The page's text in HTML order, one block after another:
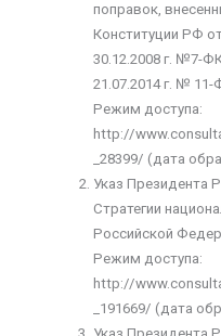
поправок,
Конституции РФ
30.12.2008 г. №7-
21.07.2014 г. №
Режим доступа:
http://
_28399/ (дата
Указ Президента
Стратегии
Российской
Режим доступа:
http://
_191669/ (дата